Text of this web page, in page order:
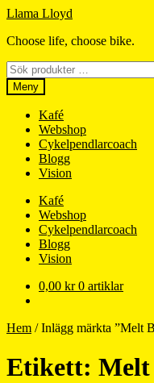
Hoppa
navigering
Hoppa
innehåll
Llama Lloyd
Choose life, choose bike.
Sök
efter:
Meny
Kafé
Webshop
Cykelpendlarcoach
Blogg
Vision
Kafé
Webshop
Cykelpendlarcoach
Blogg
Vision
0,00 kr 0 artiklar
Hem /Inlägg märkta ”Melt
Etikett: Melt